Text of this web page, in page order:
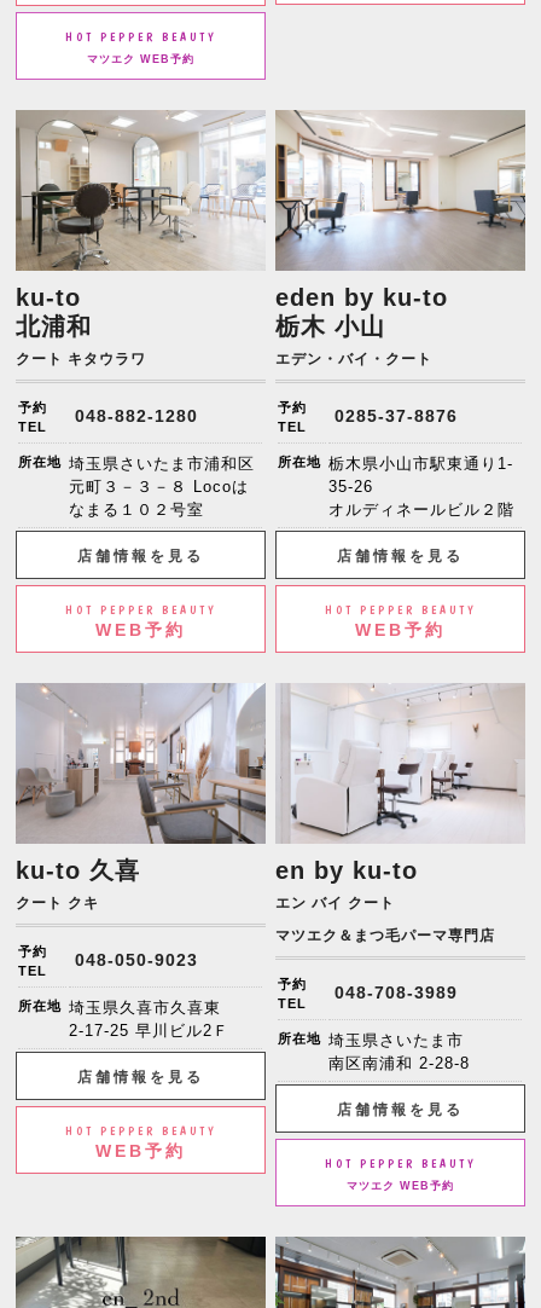
HOT PEPPER BEAUTY
マツエク WEB予約
ku-to
北浦和
クート キタウラワ
予約
TEL
048-882-1280
所在地 埼玉県さいたま市浦和区
元町３－３－８ Locoは
なまる１０２号室
店舗情報を見る
HOT PEPPER BEAUTY
WEB予約
eden by ku-to
栃木 小山
エデン・バイ・クート
予約
TEL
0285-37-8876
所在地 栃木県小山市駅東通り1-
35-26
オルディネールビル２階
店舗情報を見る
HOT PEPPER BEAUTY
WEB予約
ku-to 久喜
クート クキ
予約
TEL
048-050-9023
所在地 埼玉県久喜市久喜東
2-17-25 早川ビル2Ｆ
店舗情報を見る
HOT PEPPER BEAUTY
WEB予約
en by ku-to
エン バイ クート
マツエク＆まつ毛パーマ専門店
予約
TEL
048-708-3989
所在地 埼玉県さいたま市
南区南浦和 2-28-8
店舗情報を見る
HOT PEPPER BEAUTY
マツエク WEB予約